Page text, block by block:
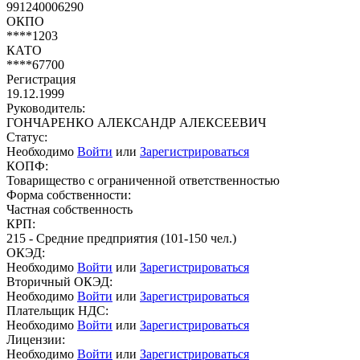
991240006290
ОКПО
****1203
КАТО
****67700
Регистрация
19.12.1999
Руководитель:
ГОНЧАРЕНКО АЛЕКСАНДР АЛЕКСЕЕВИЧ
Статус:
Необходимо Войти или Зарегистрироваться
КОПФ:
Товарищество с ограниченной ответственностью
Форма собственности:
Частная собственность
КРП:
215 - Средние предприятия (101-150 чел.)
ОКЭД:
Необходимо Войти или Зарегистрироваться
Вторичный ОКЭД:
Необходимо Войти или Зарегистрироваться
Плательщик НДС:
Необходимо Войти или Зарегистрироваться
Лицензии:
Необходимо Войти или Зарегистрироваться